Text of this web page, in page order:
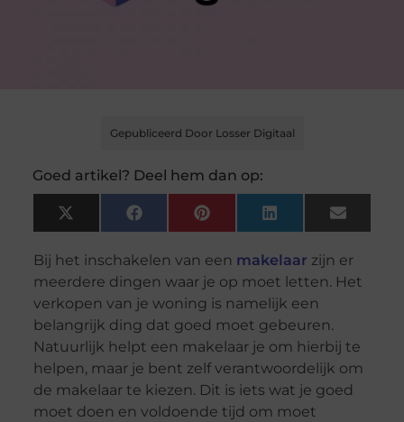
Gepubliceerd Door Losser Digitaal
Goed artikel? Deel hem dan op:
X
(Twitter)
FacebookPinterest LinkedIn Email
Bij het inschakelen van een makelaar zijn er
meerdere dingen waar je op moet letten. Het
verkopen van je woning is namelijk een
belangrijk ding dat goed moet gebeuren.
Natuurlijk helpt een makelaar je om hierbij te
helpen, maar je bent zelf verantwoordelijk om
de makelaar te kiezen. Dit is iets wat je goed
moet doen en voldoende tijd om moet